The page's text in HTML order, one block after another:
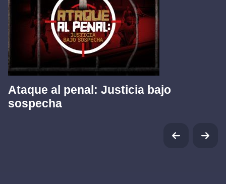
Ataque al penal: Justicia bajo
sospecha